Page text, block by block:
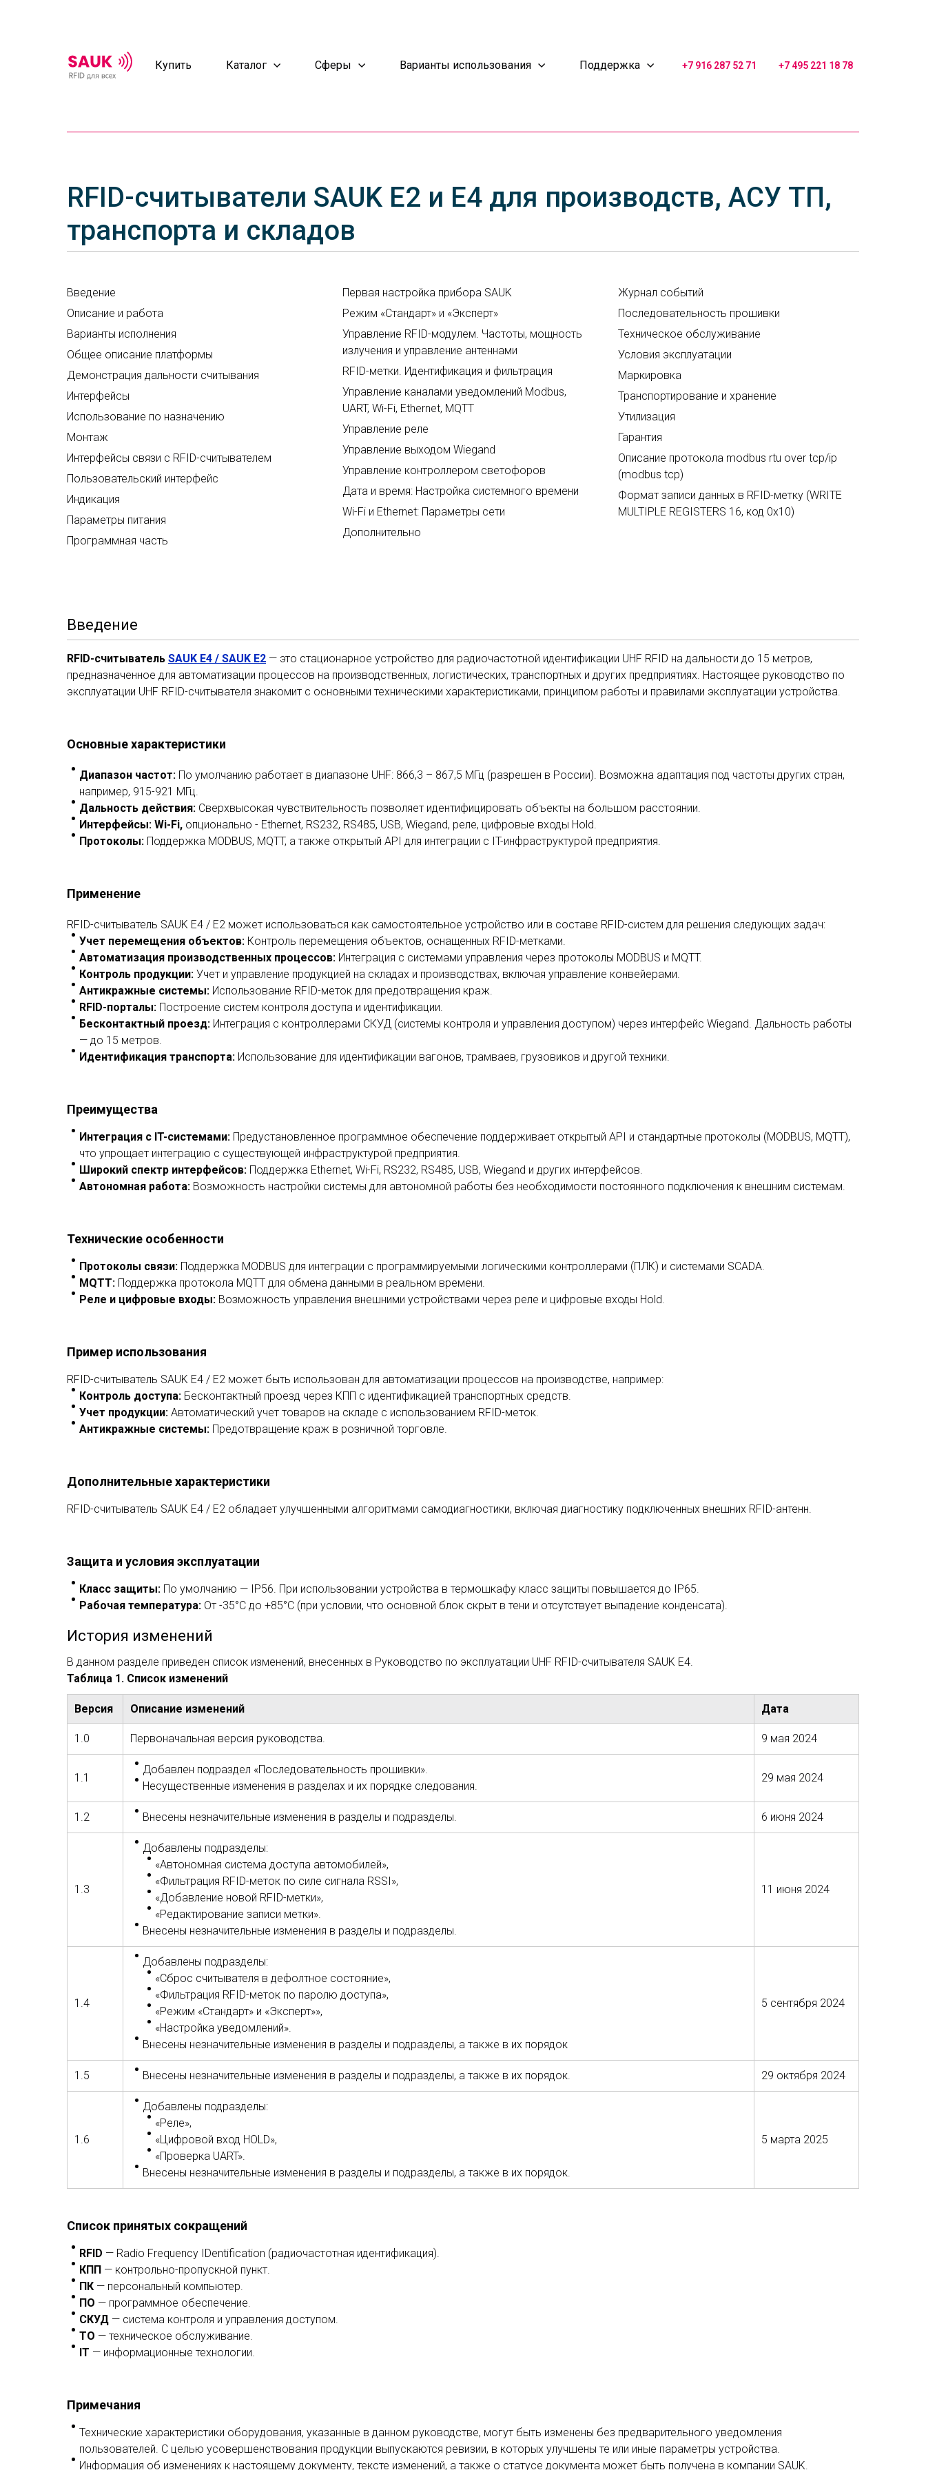
Купить Каталог Сферы Варианты использования Поддержка +7 916 287 52 71 +7 495 221 18 78
RFID-считыватели SAUK E2 и E4 для производств, АСУ ТП,
транспорта и складов
Введение
Описание и работа
Варианты исполнения
Общее описание платформы
Демонстрация дальности считывания
Интерфейсы
Использование по назначению
Монтаж
Интерфейсы связи с RFID-считывателем
Пользовательский интерфейс
Индикация
Параметры питания
Программная часть
Первая настройка прибора SAUK
Режим «Стандарт» и «Эксперт»
Управление RFID-модулем. Частоты, мощность
излучения и управление антеннами
RFID-метки. Идентификация и фильтрация
Управление каналами уведомлений Modbus,
UART, Wi-Fi, Ethernet, MQTT
Управление реле
Управление выходом Wiegand
Управление контроллером светофоров
Дата и время: Настройка системного времени
Wi-Fi и Ethernet: Параметры сети
Дополнительно
Журнал событий
Последовательность прошивки
Техническое обслуживание
Условия эксплуатации
Маркировка
Транспортирование и хранение
Утилизация
Гарантия
Описание протокола modbus rtu over tcp/ip
(modbus tcp)
Формат записи данных в RFID-метку (WRITE
MULTIPLE REGISTERS 16, код 0x10)
Введение
RFID-считыватель SAUK E4 / SAUK E2 — это стационарное устройство для радиочастотной идентификации UHF RFID на дальности до 15 метров,
предназначенное для автоматизации процессов на производственных, логистических, транспортных и других предприятиях. Настоящее руководство по
эксплуатации UHF RFID-считывателя знакомит с основными техническими характеристиками, принципом работы и правилами эксплуатации устройства.
Основные характеристики
Диапазон частот: По умолчанию работает в диапазоне UHF: 866,3 – 867,5 МГц (разрешен в России). Возможна адаптация под частоты других стран,
например, 915-921 МГц.
Дальность действия: Сверхвысокая чувствительность позволяет идентифицировать объекты на большом расстоянии.
Интерфейсы: Wi-Fi, опционально - Ethernet, RS232, RS485, USB, Wiegand, реле, цифровые входы Hold.
Протоколы: Поддержка MODBUS, MQTT, а также открытый API для интеграции с IT-инфраструктурой предприятия.
Применение
RFID-считыватель SAUK E4 / E2 может использоваться как самостоятельное устройство или в составе RFID-систем для решения следующих задач:
Учет перемещения объектов: Контроль перемещения объектов, оснащенных RFID-метками.
Автоматизация производственных процессов: Интеграция с системами управления через протоколы MODBUS и MQTT.
Контроль продукции: Учет и управление продукцией на складах и производствах, включая управление конвейерами.
Антикражные системы: Использование RFID-меток для предотвращения краж.
RFID-порталы: Построение систем контроля доступа и идентификации.
Бесконтактный проезд: Интеграция с контроллерами СКУД (системы контроля и управления доступом) через интерфейс Wiegand. Дальность работы
— до 15 метров.
Идентификация транспорта: Использование для идентификации вагонов, трамваев, грузовиков и другой техники.
Преимущества
Интеграция с IT-системами: Предустановленное программное обеспечение поддерживает открытый API и стандартные протоколы (MODBUS, MQTT),
что упрощает интеграцию с существующей инфраструктурой предприятия.
Широкий спектр интерфейсов: Поддержка Ethernet, Wi-Fi, RS232, RS485, USB, Wiegand и других интерфейсов.
Автономная работа: Возможность настройки системы для автономной работы без необходимости постоянного подключения к внешним системам.
Технические особенности
Протоколы связи: Поддержка MODBUS для интеграции с программируемыми логическими контроллерами (ПЛК) и системами SCADA.
MQTT: Поддержка протокола MQTT для обмена данными в реальном времени.
Реле и цифровые входы: Возможность управления внешними устройствами через реле и цифровые входы Hold.
Пример использования
RFID-считыватель SAUK E4 / E2 может быть использован для автоматизации процессов на производстве, например:
Контроль доступа: Бесконтактный проезд через КПП с идентификацией транспортных средств.
Учет продукции: Автоматический учет товаров на складе с использованием RFID-меток.
Антикражные системы: Предотвращение краж в розничной торговле.
Дополнительные характеристики
RFID-считыватель SAUK E4 / E2 обладает улучшенными алгоритмами самодиагностики, включая диагностику подключенных внешних RFID-антенн.
Защита и условия эксплуатации
Класс защиты: По умолчанию — IP56. При использовании устройства в термошкафу класс защиты повышается до IP65.
Рабочая температура: От -35°C до +85°C (при условии, что основной блок скрыт в тени и отсутствует выпадение конденсата).
История изменений
В данном разделе приведен список изменений, внесенных в Руководство по эксплуатации UHF RFID-считывателя SAUK E4.
Таблица 1. Список изменений
Версия Описание изменений Дата
1.0 Первоначальная версия руководства. 9 мая 2024
1.1
Добавлен подраздел «Последовательность прошивки».
Несущественные изменения в разделах и их порядке следования.
29 мая 2024
1.2 Внесены незначительные изменения в разделы и подразделы. 6 июня 2024
1.3
Добавлены подразделы:
«Автономная система доступа автомобилей»,
«Фильтрация RFID-меток по силе сигнала RSSI»,
«Добавление новой RFID-метки»,
«Редактирование записи метки».
Внесены незначительные изменения в разделы и подразделы.
11 июня 2024
1.4
Добавлены подразделы:
«Сброс считывателя в дефолтное состояние»,
«Фильтрация RFID-меток по паролю доступа»,
«Режим «Стандарт» и «Эксперт»»,
«Настройка уведомлений».
Внесены незначительные изменения в разделы и подразделы, а также в их порядок
5 сентября 2024
1.5 Внесены незначительные изменения в разделы и подразделы, а также в их порядок. 29 октября 2024
1.6
Добавлены подразделы:
«Реле»,
«Цифровой вход HOLD»,
«Проверка UART».
Внесены незначительные изменения в разделы и подразделы, а также в их порядок.
5 марта 2025
Список принятых сокращений
RFID — Radio Frequency IDentification (радиочастотная идентификация).
КПП — контрольно-пропускной пункт.
ПК — персональный компьютер.
ПО — программное обеспечение.
СКУД — система контроля и управления доступом.
ТО — техническое обслуживание.
IT — информационные технологии.
Примечания
Технические характеристики оборудования, указанные в данном руководстве, могут быть изменены без предварительного уведомления
пользователей. С целью усовершенствования продукции выпускаются ревизии, в которых улучшены те или иные параметры устройства.
Информация об изменениях к настоящему документу, тексте изменений, а также о статусе документа может быть получена в компании SAUK.